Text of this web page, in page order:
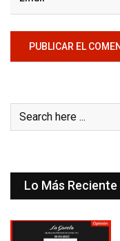
Lo Más Reciente